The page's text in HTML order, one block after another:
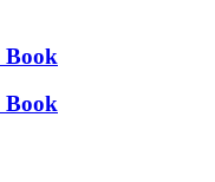
Book
Book